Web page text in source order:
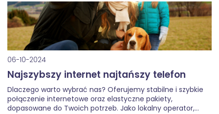
06-10-2024
Najszybszy internet najtańszy telefon
Dlaczego warto wybrać nas? Oferujemy stabilne i szybkie
połączenie internetowe oraz elastyczne pakiety,
dopasowane do Twoich potrzeb. Jako lokalny operator,